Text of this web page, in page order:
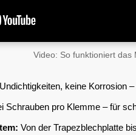
Video: So funktioniert das
keine Korrosion
Schrauben pro Klemme – für
Von der Trapezblechplatte